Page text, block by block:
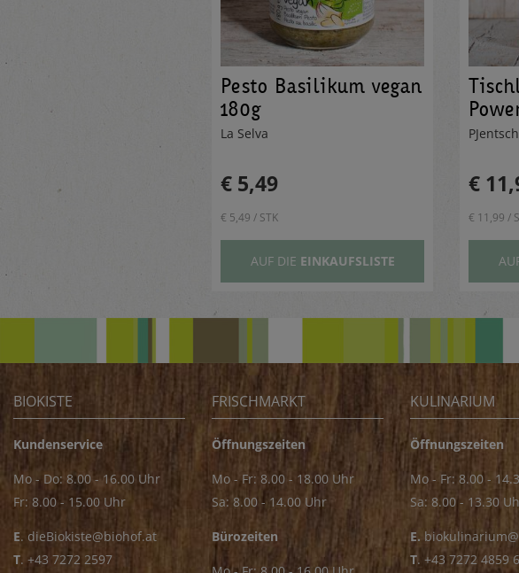
Pesto Basilikum vegan
180g
La Selva
€ 5,49
€ 5,49 / STK
AUF DIE EINKAUFSLISTE
€
€ 11,99 /
BIOKISTE
Kundenservice
Mo - Do: 8.00 - 16.00 Uhr
Fr: 8.00 - 15.00 Uhr
E. dieBiokiste@biohof.at
T. +43 7272 2597
FRISCHMARKT
Öffnungszeiten
Mo - Fr: 8.00 - 18.00 Uhr
Sa: 8.00 - 14.00 Uhr
Bürozeiten
KULINARIUM
Öffnungszeiten
Mo - Fr: 8.00 -
Sa: 8.00 - 13.30
E.
T. +43 7272 4859